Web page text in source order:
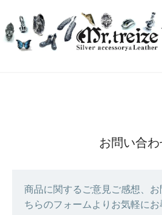
お問い合わ
商品に関するご意見ご感想、お
ちらのフォームよりお気軽にお